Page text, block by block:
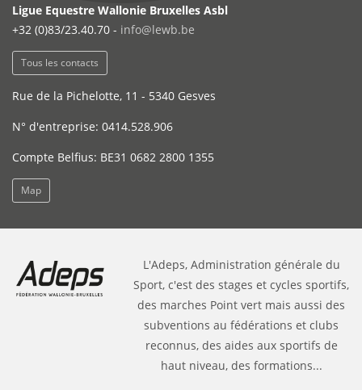
Ligue Equestre Wallonie Bruxelles Asbl
+32 (0)83/23.40.70 - info@lewb.be
Tous les contacts
Rue de la Pichelotte, 11 - 5340 Gesves
N° d'entreprise: 0414.528.906
Compte Belfius: BE31 0682 2800 1355
Map
L'Adeps, Administration générale du
Sport, c'est des stages et cycles sportifs,
des marches Point vert mais aussi des
subventions au fédérations et clubs
reconnus, des aides aux sportifs de
haut niveau, des formations...